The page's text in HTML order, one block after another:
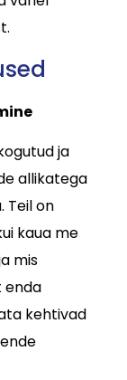
ja
allikatega
Teil on
kaua me
mis
enda
kehtivad